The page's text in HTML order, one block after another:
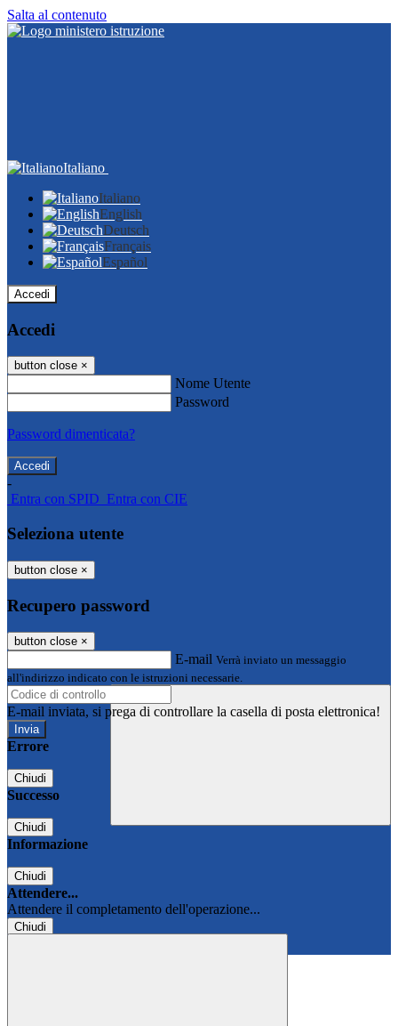
Salta al contenuto
Italiano
Italiano
English
Deutsch
Français
Español
Accedi
Accedi
button close ×
Nome Utente
Password
Password dimenticata?
-
Entra con SPID Entra con CIE
Seleziona utente
button close ×
Recupero password
button close ×
E-mail Verrà inviato un messaggio
all'indirizzo indicato con le istruzioni necessarie.
E-mail inviata, si prega di controllare la casella di posta elettronica!
Errore
Chiudi
Successo
Chiudi
Informazione
Chiudi
Attendere...
Attendere il completamento dell'operazione...
Chiudi